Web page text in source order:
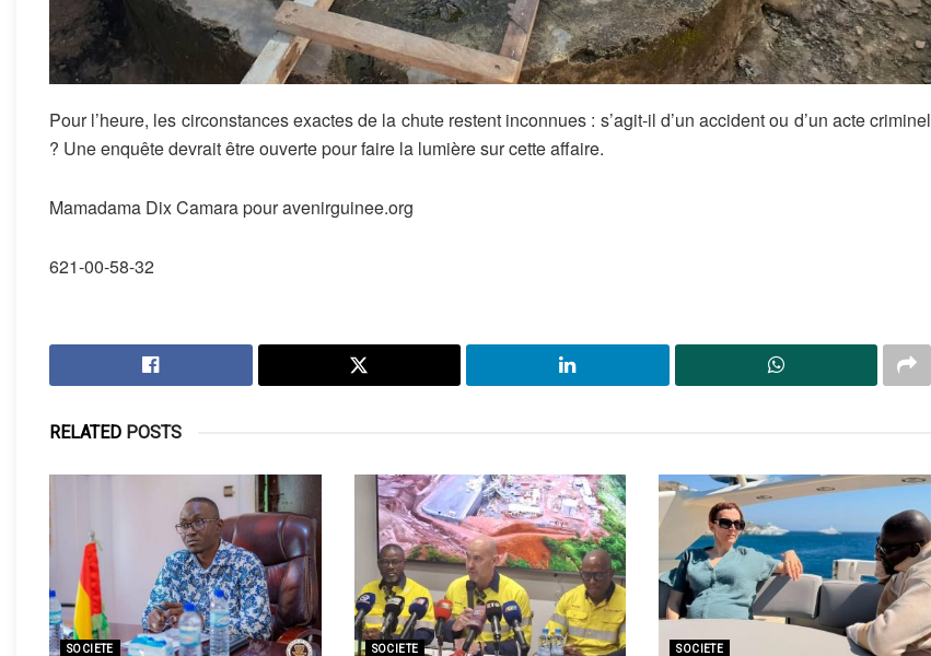
Pour l’heure, les circonstances exactes de la chute restent inconnues : s’agit-il d’un accident ou d’un acte criminel
? Une enquête devrait être ouverte pour faire la lumière sur cette affaire.
Mamadama Dix Camara pour avenirguinee.org
621-00-58-32
RELATED POSTS
SOCIETE SOCIETE SOCIETE